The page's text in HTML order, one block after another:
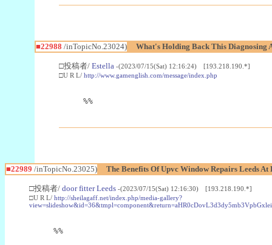
■22988 /inTopicNo.23024) What's Holding Back This Diagnosing
□投稿者/ Estella -(2023/07/15(Sat) 12:16:24) [193.218.190.*]
□U R L/ http://www.gamenglish.com/message/index.php
%%
■22989 /inTopicNo.23025) The Benefits Of Upvc Window Repairs Leeds
□投稿者/ door fitter Leeds -(2023/07/15(Sat) 12:16:30) [193.218.190.*]
□U R L/ http://sheilagaff.net/index.php/media-gallery?
%%